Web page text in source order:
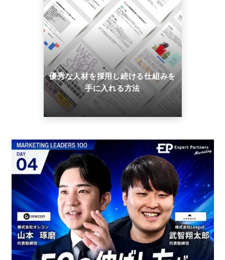
優秀な人材を採用し続ける仕組みを
手に入れる方法